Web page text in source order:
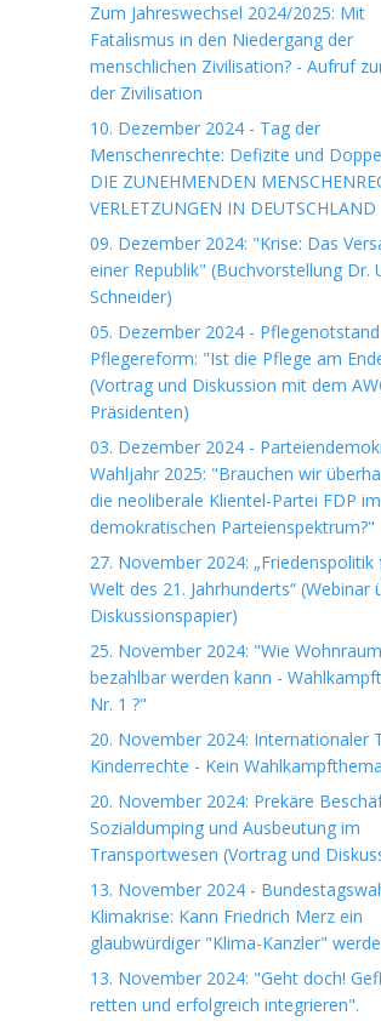
Zum Jahreswechsel 2024/2025: Mit
Fatalismus in den Niedergang der
menschlichen Zivilisation? - Aufruf
der Zivilisation
10. Dezember 2024 - Tag der
Menschenrechte: Defizite und
DIE ZUNEHMENDEN
VERLETZUNGEN IN DEUTSCHLAND
09. Dezember 2024: "Krise: Das
einer Republik" (Buchvorstellung Dr.
Schneider)
05. Dezember 2024 -
Pflegereform: "Ist die Pflege am
(Vortrag und Diskussion mit dem
Präsidenten)
03. Dezember 2024 -
Wahljahr 2025: "Brauchen wir
die neoliberale Klientel-Partei FDP im
demokratischen Parteienspektrum?"
27. November 2024: „Friedenspolitik
Welt des 21. Jahrhunderts“ (Webinar
Diskussionspapier)
25. November 2024: "Wie
bezahlbar werden kann -
Nr. 1 ?"
20. November 2024: Internationaler
Kinderrechte - Kein Wahlkampfthema
20. November 2024: Prekäre
Sozialdumping und Ausbeutung im
Transportwesen (Vortrag und
13. November 2024 -
Klimakrise: Kann Friedrich Merz ein
glaubwürdiger "Klima-Kanzler"
13. November 2024: "Geht doch!
retten und erfolgreich integrieren".